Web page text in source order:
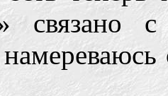
связано